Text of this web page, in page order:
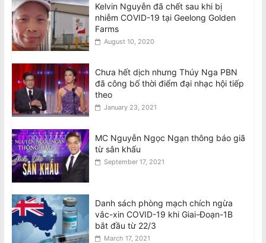
Kelvin Nguyễn đã chết sau khi bị
nhiễm COVID-19 tại Geelong Golden
Farms
August 10, 2020
Chưa hết dịch nhưng Thúy Nga PBN
đã công bố thời điểm đại nhạc hội tiếp
theo
January 23, 2021
MC Nguyễn Ngọc Ngạn thông báo giã
từ sân khấu
September 17, 2021
Danh sách phòng mạch chích ngừa
vắc-xin COVID-19 khi Giai-Đoạn-1B
bắt đầu từ 22/3
March 17, 2021